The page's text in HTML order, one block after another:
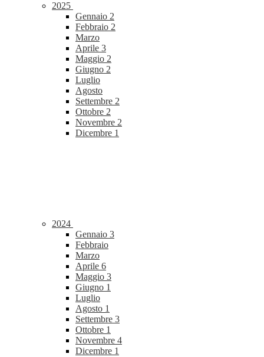
2025
Gennaio 2
Febbraio 2
Marzo
Aprile 3
Maggio 2
Giugno 2
Luglio
Agosto
Settembre 2
Ottobre 2
Novembre 2
Dicembre 1
2024
Gennaio 3
Febbraio
Marzo
Aprile 6
Maggio 3
Giugno 1
Luglio
Agosto 1
Settembre 3
Ottobre 1
Novembre 4
Dicembre 1